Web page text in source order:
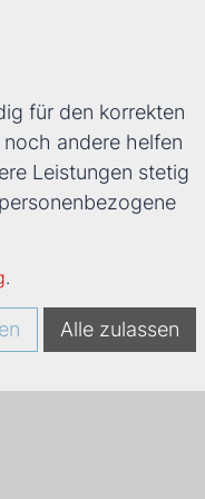
Unternehmen
für den korrekten
andere helfen
Leistungen stetig
.
Alle zulassen